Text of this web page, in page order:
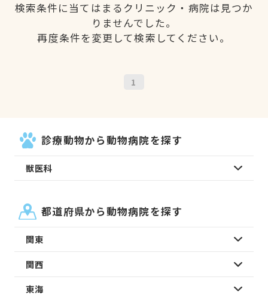
検索条件に当てはまるクリニック・病院は見つか
りませんでした。
再度条件を変更して検索してください。
1
診療動物から動物病院を探す
獣医科
都道府県から動物病院を探す
関東
関西
東海